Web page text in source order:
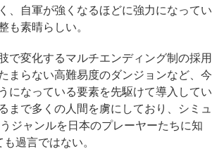
、自軍が強くなるほどに強力になってい
も素晴らしい。
で変化するマルチエンディング制の採用
まらない高難易度のダンジョンなど、今
になっている要素を先駆けて導入してい
まで多くの人間を虜にしており、シミュ
ジャンルを日本のプレーヤーたちに知
過言ではない。